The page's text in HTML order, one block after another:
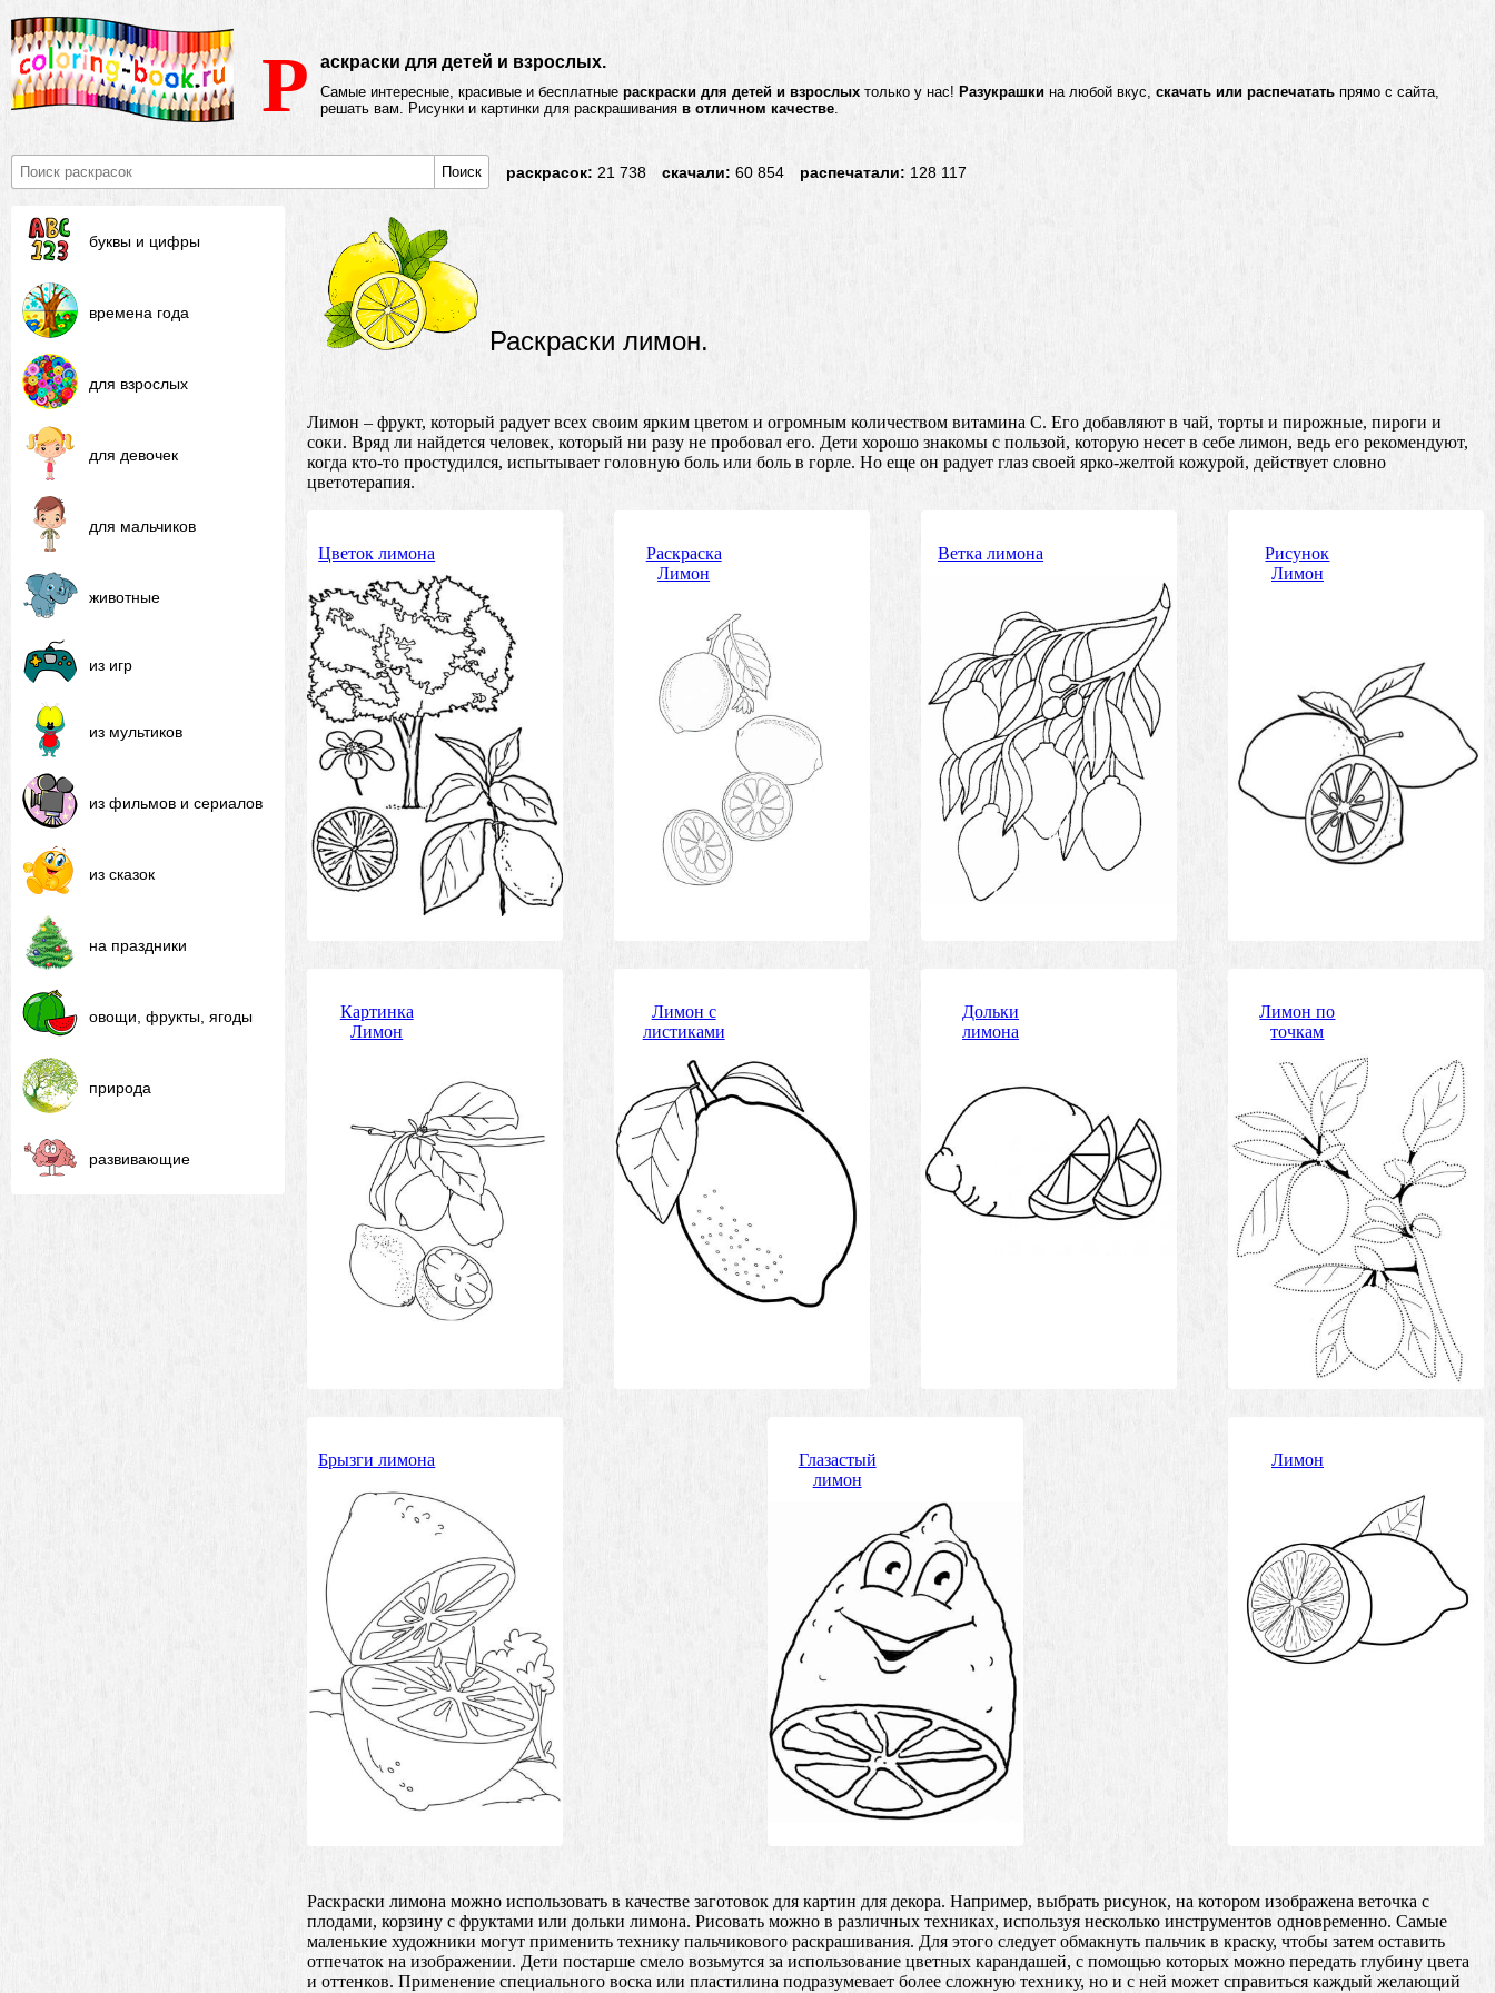
Р аскраски для детей и взрослых.
Самые интересные, красивые и бесплатные раскраски для детей и взрослых только у нас! Разукрашки на любой вкус, скачать или распечатать прямо с сайта,
решать вам. Рисунки и картинки для раскрашивания в отличном качестве.
Поиск раскрасок: 21 738 скачали: 60 854 распечатали: 128 117
буквы и цифры
времена года
для взрослых
для девочек
для мальчиков
животные
из игр
из мультиков
из фильмов и сериалов
из сказок
на праздники
овощи, фрукты, ягоды
природа
развивающие
Раскраски лимон.
Лимон – фрукт, который радует всех своим ярким цветом и огромным количеством витамина С. Его добавляют в чай, торты и пирожные, пироги и
соки. Вряд ли найдется человек, который ни разу не пробовал его. Дети хорошо знакомы с пользой, которую несет в себе лимон, ведь его рекомендуют,
когда кто-то простудился, испытывает головную боль или боль в горле. Но еще он радует глаз своей ярко-желтой кожурой, действует словно
цветотерапия.
Цветок лимона
Раскраска
Лимон
Ветка лимона
Рисунок
Лимон
Картинка
Лимон
Лимон с
листиками
Дольки
лимона
Лимон по
точкам
Брызги лимона
Глазастый
лимон
Лимон
Раскраски лимона можно использовать в качестве заготовок для картин для декора. Например, выбрать рисунок, на котором изображена веточка с
плодами, корзину с фруктами или дольки лимона. Рисовать можно в различных техниках, используя несколько инструментов одновременно. Самые
маленькие художники могут применить технику пальчикового раскрашивания. Для этого следует обмакнуть пальчик в краску, чтобы затем оставить
отпечаток на изображении. Дети постарше смело возьмутся за использование цветных карандашей, с помощью которых можно передать глубину цвета
и оттенков. Применение специального воска или пластилина подразумевает более сложную технику, но и с ней может справиться каждый желающий